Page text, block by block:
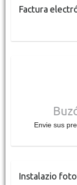
Factura
Envie sus
Instalazio